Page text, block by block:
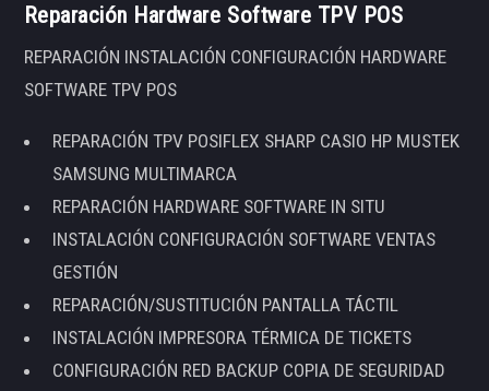
Reparación Hardware Software TPV POS
REPARACIÓN INSTALACIÓN CONFIGURACIÓN HARDWARE
SOFTWARE TPV POS
REPARACIÓN TPV POSIFLEX SHARP CASIO HP MUSTEK
SAMSUNG MULTIMARCA
REPARACIÓN HARDWARE SOFTWARE IN SITU
INSTALACIÓN CONFIGURACIÓN SOFTWARE VENTAS
GESTIÓN
REPARACIÓN/SUSTITUCIÓN PANTALLA TÁCTIL
INSTALACIÓN IMPRESORA TÉRMICA DE TICKETS
CONFIGURACIÓN RED BACKUP COPIA DE SEGURIDAD